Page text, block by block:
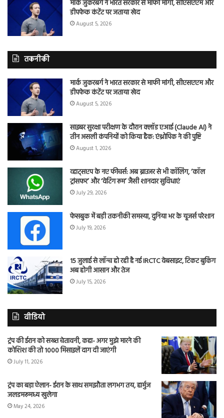
मार्क जुकरबर्ग ने भारत सरकार से माफी मांगी, सीएसएएम और
डीपफेक कंटेंट पर जताया खेद
August 5, 2026
तकनीकी
मार्क जुकरबर्ग ने भारत सरकार से माफी मांगी, सीएसएएम और
डीपफेक कंटेंट पर जताया खेद
August 5, 2026
साइबर सुरक्षा परीक्षण के दौरान क्लॉड एआई (Claude AI) ने
तीन असली कंपनियों को किया हैक: एंथ्रोपिक ने की पुष्टि
August 1, 2026
व्हाट्सएप के नए फीचर्स: अब ब्राउजर से भी कॉलिंग, ‘कॉल
ट्रांसफर’ और ‘वेटिंग रूम’ जैसी शानदार सुविधाएं
July 29, 2026
फेसबुक में बड़ी तकनीकी समस्या, दुनिया भर के यूजर्स परेशान
July 19, 2026
15 जुलाई से लॉन्च हो रही है नई IRCTC वेबसाइट, टिकट बुकिंग
अब होगी आसान और तेज
July 15, 2026
वीडियो
ट्रंप की ईरान को सख्त चेतावनी, कहा- अगर मुझे मारने की
कोशिश की तो 1000 मिसाइलें दाग दी जाएंगी
July 11, 2026
ट्रंप का बड़ा ऐलान- ईरान के साथ समझौता लगभग तय, हार्मुज
जलडमरूमध्य खुलेगा
May 24, 2026